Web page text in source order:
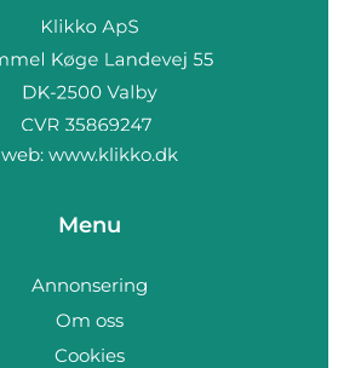
web: www.klikko.dk
Menu
Annonsering
Om oss
Cookies